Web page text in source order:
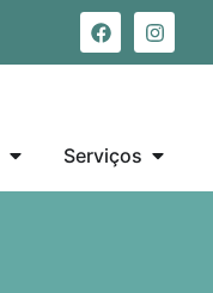
Serviços